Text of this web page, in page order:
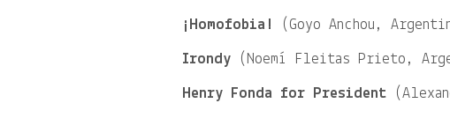
¡Homofobia! (Goyo Anchou,
Irondy (Noemí Fleitas Prieto,
Henry Fonda for President